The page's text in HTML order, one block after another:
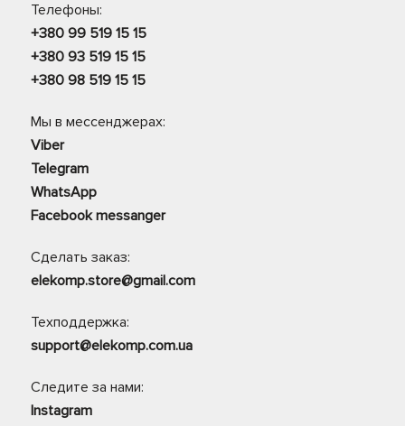
Телефоны:
+380 99 519 15 15
+380 93 519 15 15
+380 98 519 15 15
Мы в мессенджерах:
Viber
Telegram
WhatsApp
Facebook messanger
Сделать заказ:
elekomp.store@gmail.com
Техподдержка:
support@elekomp.com.ua
Следите за нами:
Instagram